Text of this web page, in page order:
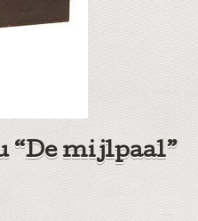
“De mijlpaal”